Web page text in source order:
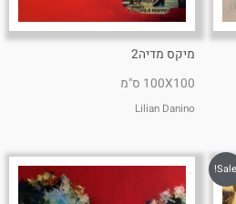
מיקס מדיה2
100X100 ס"מ
Lilian Danino
Sale!